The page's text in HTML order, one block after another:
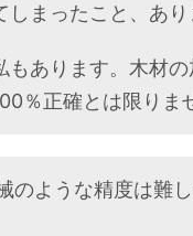
しまったこと、あり
もあります。木材
％正確とは限りま
のような精度は難